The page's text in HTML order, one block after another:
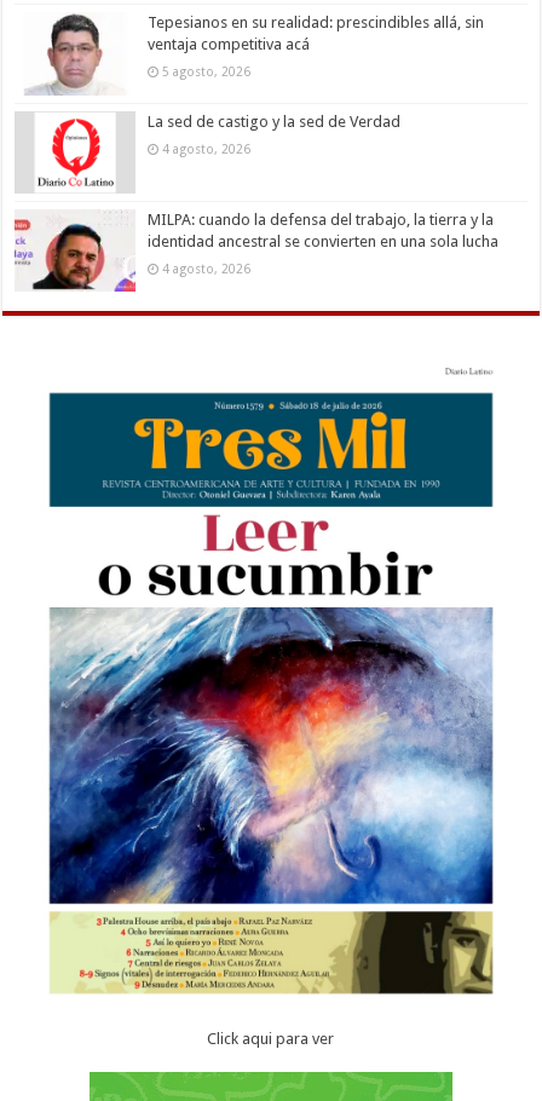
Tepesianos en su realidad: prescindibles allá, sin
ventaja competitiva acá
5 agosto, 2026
La sed de castigo y la sed de Verdad
4 agosto, 2026
MILPA: cuando la defensa del trabajo, la tierra y la
identidad ancestral se convierten en una sola lucha
4 agosto, 2026
Click aqui para ver